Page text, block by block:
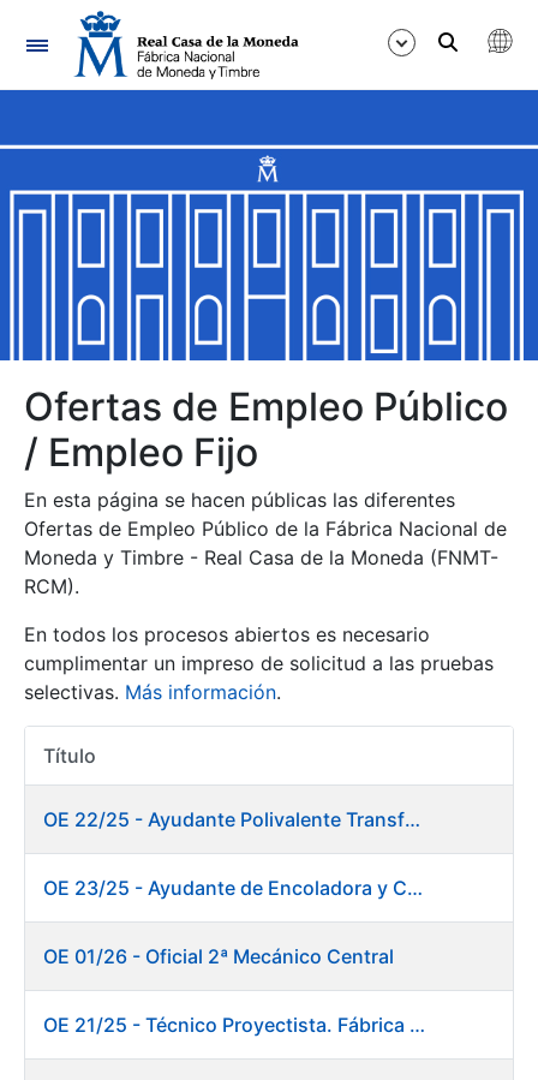
Navegación
Mostrar/Ocultar
Mostrar/Ocultar
Mostrar/Ocultar
Mostrar/Ocultar
Mostrar/Ocultar
Mostrar/Ocultar
Mostrar/Ocultar
Mostrar/Ocultar
Ofertas de Empleo Público
/ Empleo Fijo
En esta página se hacen públicas las diferentes
Ofertas de Empleo Público de la Fábrica Nacional de
Moneda y Timbre - Real Casa de la Moneda (FNMT-
RCM).
En todos los procesos abiertos es necesario
cumplimentar un impreso de solicitud a las pruebas
selectivas. Más información.
Título
OE 22/25 - Ayudante Polivalente Transformados/Acabados
OE 23/25 - Ayudante de Encoladora y Calandra Máquina de Papel. Fábrica de Papel
OE 01/26 - Oficial 2ª Mecánico Central
OE 21/25 - Técnico Proyectista. Fábrica de Papel